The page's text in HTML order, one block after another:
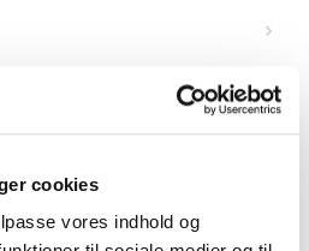
cookies
vores indhold og